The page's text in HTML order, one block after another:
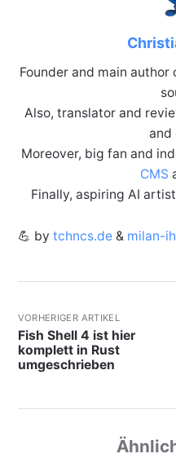
Founder and main
Also, translator and
and
Moreover, big fan and
CMS
Finally, aspiring AI
💪 by tchncs.de& milan-
VORHERIGER ARTIKEL
Fish Shell 4 ist hier
komplett in Rust
umgeschrieben